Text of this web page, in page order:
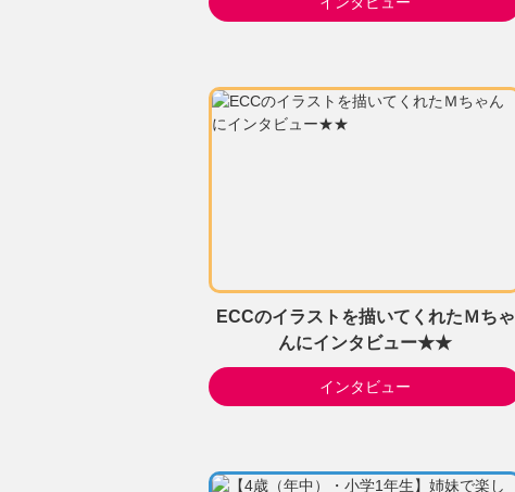
ECCのイラストを描いてくれたＭちゃ
んにインタビュー★★
インタビュー